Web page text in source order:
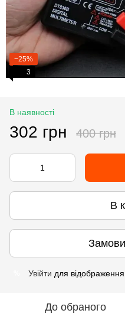
−25%
3
В наявності
302 грн 400 грн
В
Увійти для
До обраного